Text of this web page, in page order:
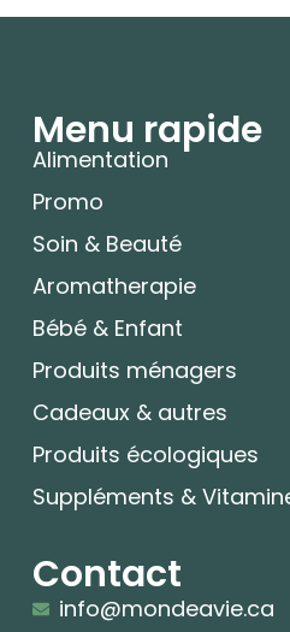
Menu rapide
Alimentation
Promo
Soin & Beauté
Aromatherapie
Bébé & Enfant
Produits ménagers
Cadeaux & autres
Produits écologiques
Suppléments &
Contact
info@mondeavie.ca